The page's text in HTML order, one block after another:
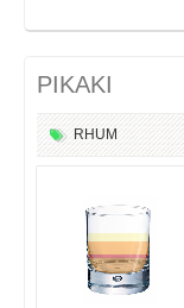
PIKAKI
RHUM